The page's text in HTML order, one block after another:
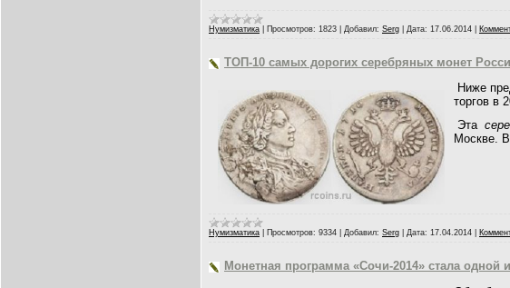
Нумизматика Просмотров: 1823 Добавил: Serg Дата: 17.06.2014
ТОП-10 самых дорогих серебряных монет
Ниже
торгов в
Эта
Москве.
Нумизматика Просмотров: 9334 Добавил: Serg Дата: 17.04.2014
Монетная программа «Сочи-2014» стала